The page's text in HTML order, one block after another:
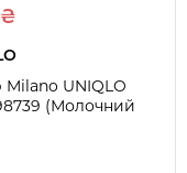
₴
Milano UNIQLO
(Молочний